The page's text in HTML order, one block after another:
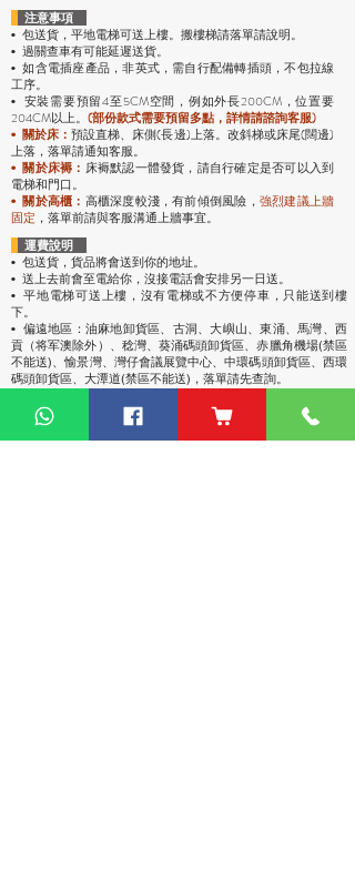
注意事項
• 包送貨，平地電梯可送上樓。搬樓梯請落單請說明。
• 過關查車有可能延遲送貨。
• 如含電插座產品，非英式，需自行配備轉插頭，不包拉線
工序。
• 安裝需要預留4至5CM空間，例如外長200CM，位置要
204CM以上。 (部份款式需要預留多點，詳情請諮詢客服)
•關於床：預設直梯、床側(長邊)上落。改斜梯或床尾(闊邊)
上落，落單請通知客服。
• 關於床褥： 床褥默認一體發貨，請自行確定是否可以入到
電梯和門口。
• 關於高櫃： 高櫃深度較淺，有前傾倒風險， 強烈建議上牆
固定 ，落單前請與客服溝通上牆事宜。
運費說明
• 包送貨 ，貨品將會送到你的地址。
• 送上去前會至電給你，沒接電話會安排另一日送。
• 平地電梯可送上樓，沒有電梯或不方便停車，只能送到樓
下。
• 偏遠地區：油麻地卸貨區、古洞、大嶼山、東涌、馬灣、西
貢（将军澳除外）、稔灣、葵涌碼頭卸貨區、赤臘角機場(禁區
不能送)、愉景灣、灣仔會議展覽中心、中環碼頭卸貨區、西環
碼頭卸貨區、大潭道(禁區不能送)，落單請先查詢。
熱門產品 關於家之良品 品牌中心